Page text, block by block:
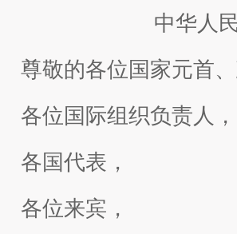
中华人
尊敬的各位国家元首、
各位国际组织负责人，
各国代表，
各位来宾，